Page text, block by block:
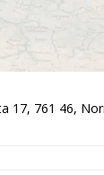
17, 761 46,